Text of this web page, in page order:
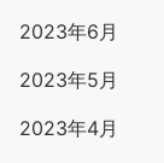
2023年6月
2023年5月
2023年4月